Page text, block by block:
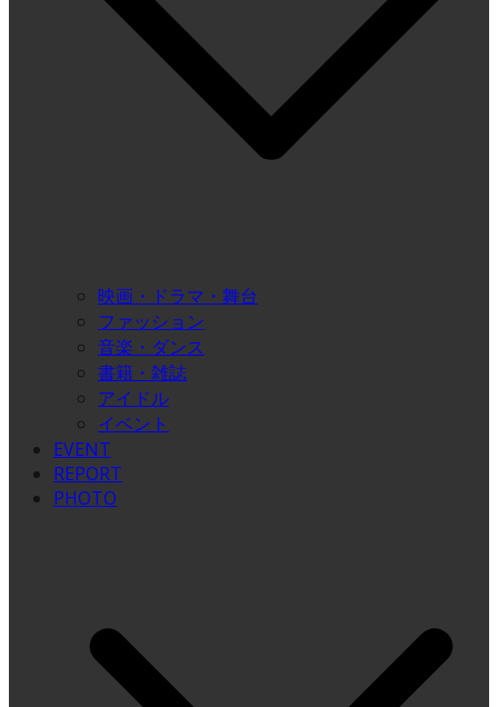
映画・ドラマ・舞台
ファッション
音楽・ダンス
書籍・雑誌
アイドル
イベント
EVENT
REPORT
PHOTO